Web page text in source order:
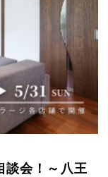
談会！～八王